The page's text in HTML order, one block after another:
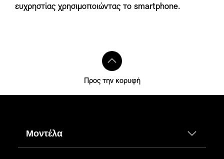
ευχρηστίας χρησιμοποιώντας το smartphone.
Προς την κορυφή
Μοντέλα